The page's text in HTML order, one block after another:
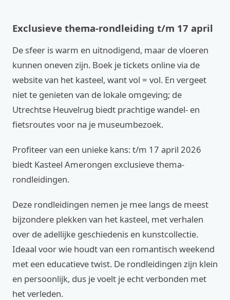
Exclusieve thema-rondleiding t/m 17 april
De sfeer is warm en uitnodigend, maar de vloeren
kunnen oneven zijn. Boek je tickets online via de
website van het kasteel, want vol = vol. En vergeet
niet te genieten van de lokale omgeving; de
Utrechtse Heuvelrug biedt prachtige wandel- en
fietsroutes voor na je museumbezoek.
Profiteer van een unieke kans: t/m 17 april 2026
biedt Kasteel Amerongen exclusieve thema-
rondleidingen.
Deze rondleidingen nemen je mee langs de meest
bijzondere plekken van het kasteel, met verhalen
over de adellijke geschiedenis en kunstcollectie.
Ideaal voor wie houdt van een romantisch weekend
met een educatieve twist. De rondleidingen zijn klein
en persoonlijk, dus je voelt je echt verbonden met
het verleden.